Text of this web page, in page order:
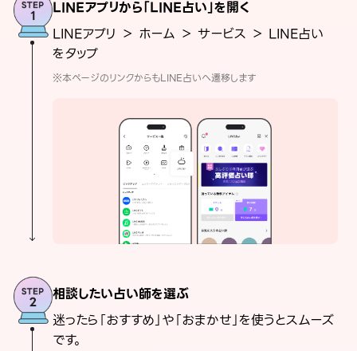
LINEアプリから「LINE占い」を開く
LINEアプリ ＞ ホーム ＞ サービス ＞ LINE占い
をタップ
※本ページのリンクからもLINE占いへ遷移します
相談したい占い師を選ぶ
迷ったら「おすすめ」や「おまかせ」を使うとスムーズ
です。